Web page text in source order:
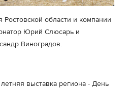
области и компании
Юрий Слюсарь и
Виноградов.
выставка региона - День